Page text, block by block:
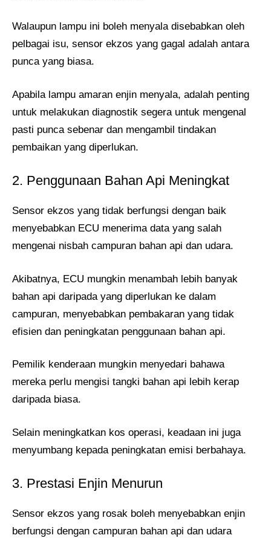
Walaupun lampu ini boleh menyala disebabkan oleh
pelbagai isu, sensor ekzos yang gagal adalah antara
punca yang biasa.
Apabila lampu amaran enjin menyala, adalah penting
untuk melakukan diagnostik segera untuk mengenal
pasti punca sebenar dan mengambil tindakan
pembaikan yang diperlukan.
2. Penggunaan Bahan Api Meningkat
Sensor ekzos yang tidak berfungsi dengan baik
menyebabkan ECU menerima data yang salah
mengenai nisbah campuran bahan api dan udara.
Akibatnya, ECU mungkin menambah lebih banyak
bahan api daripada yang diperlukan ke dalam
campuran, menyebabkan pembakaran yang tidak
efisien dan peningkatan penggunaan bahan api.
Pemilik kenderaan mungkin menyedari bahawa
mereka perlu mengisi tangki bahan api lebih kerap
daripada biasa.
Selain meningkatkan kos operasi, keadaan ini juga
menyumbang kepada peningkatan emisi berbahaya.
3. Prestasi Enjin Menurun
Sensor ekzos yang rosak boleh menyebabkan enjin
berfungsi dengan campuran bahan api dan udara